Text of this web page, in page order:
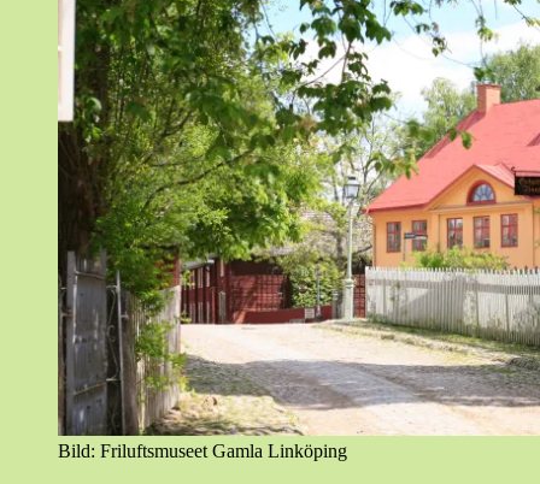
Bild: Friluftsmuseet Gamla Linköping